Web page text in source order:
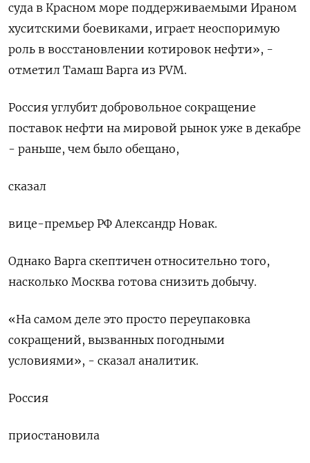
суда в Красном море поддерживаемыми Ираном
хуситскими боевиками, играет неоспоримую
роль в восстановлении котировок нефти», -
отметил Тамаш Варга из PVM.
Россия углубит добровольное сокращение
поставок нефти на мировой рынок уже в декабре
- раньше, чем было обещано,
сказал
вице-премьер РФ Александр Новак.
Однако Варга скептичен относительно того,
насколько Москва готова снизить добычу.
«На самом деле это просто переупаковка
сокращений, вызванных погодными
условиями», - сказал аналитик.
Россия
приостановила